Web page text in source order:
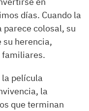
días. Cuando la
parece colosal, su
su herencia,
familiares.
película
la
que terminan